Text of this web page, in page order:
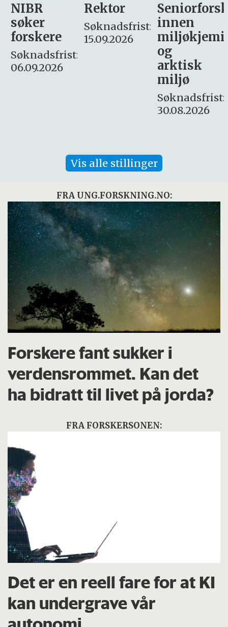
Rektor
Søknadsfrist:
15.09.2026
Seniorforsker
innen
miljøkjemi
søker
– fast
Søknadsfrist:
16. august.
Vis alle stillinger
FRA UNG.FORSKNING.NO:
Forskere fant sukker i
verdensrommet. Kan det
ha bidratt til livet på jorda?
FRA FORSKERSONEN:
Det er en reell fare for at KI
kan undergrave vår